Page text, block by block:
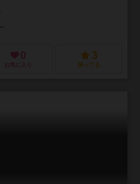
0
お気に入り
3
持ってる